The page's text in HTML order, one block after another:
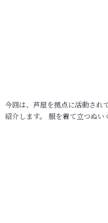
今回は、芦屋を拠点に活動され
紹介します。 服を着て立つぬ